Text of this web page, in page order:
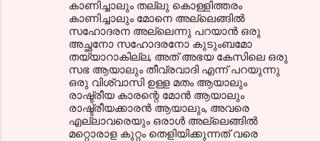
കാണിച്ചാലും തല്ലു കൊള്ളിത്തരം
കാണിച്ചാലും മോനെ അല്ലെങ്ങിൽ
സഹോദരന അല്ലെന്നു പറയാൻ ഒരു
അച്ഛനോ സഹോദരനോ കുടുംബമോ
തയ്യാറാകില്ല, അത് അഭയ കേസിലെ ഒരു
സഭ ആയാലും തീവ്രവാദി എന്ന് പറയുന്നു
ഒരു വിശ്വാസി ഉള്ള മതം ആയാലും
രാഷ്ട്രീയ കാരന്റെ മോൻ ആയാലും
രാഷ്ട്രീയക്കാരൻ ആയാലും, അവരെ
എല്ലാവരെയും ഒരാൾ അല്ലെങ്ങിൽ
മറ്റൊരാള കുറ്റം തെളിയിക്കുന്നത് വരെ